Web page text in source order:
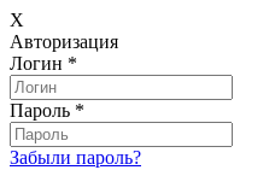
X
Авторизация
Логин *
Пароль *
Забыли пароль?